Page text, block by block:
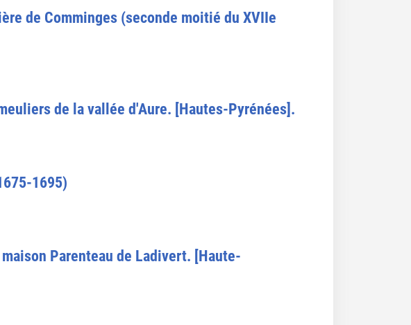
de Comminges (seconde moitié du XVIIe
de la vallée d'Aure. [Hautes-Pyrénées].
1695)
Parenteau de Ladivert. [Haute-